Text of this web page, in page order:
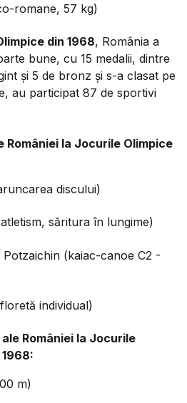
romane, 57 kg)
din 1968, România a
bune, cu 15 medalii, dintre
și 5 de bronz și s-a clasat pe
au participat 87 de sportivi
României la Jocurile Olimpice
discului)
săritura în lungime)
(kaiac-canoe C2 -
individual)
României la Jocurile
m)